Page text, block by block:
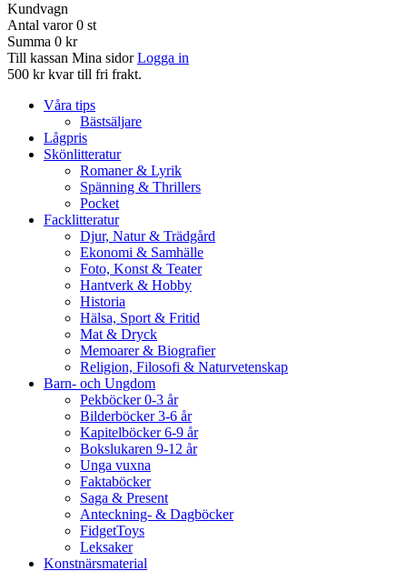
Kundvagn
Antal varor 0 st
Summa 0 kr
Till kassan Mina sidor Logga in
500 kr kvar till fri frakt.
Våra tips
Bästsäljare
Lågpris
Skönlitteratur
Romaner & Lyrik
Spänning & Thrillers
Pocket
Facklitteratur
Djur, Natur & Trädgård
Ekonomi & Samhälle
Foto, Konst & Teater
Hantverk & Hobby
Historia
Hälsa, Sport & Fritid
Mat & Dryck
Memoarer & Biografier
Religion, Filosofi & Naturvetenskap
Barn- och Ungdom
Pekböcker 0-3 år
Bilderböcker 3-6 år
Kapitelböcker 6-9 år
Bokslukaren 9-12 år
Unga vuxna
Faktaböcker
Saga & Present
Anteckning- & Dagböcker
FidgetToys
Leksaker
Konstnärsmaterial